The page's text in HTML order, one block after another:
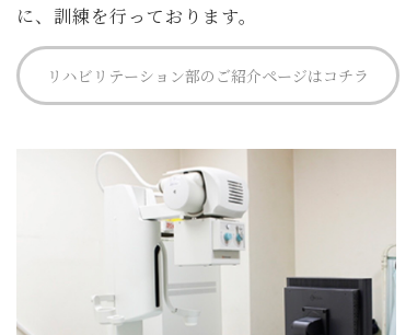
に、訓練を行っております。
リハビリテーション部のご紹介ページはコチラ